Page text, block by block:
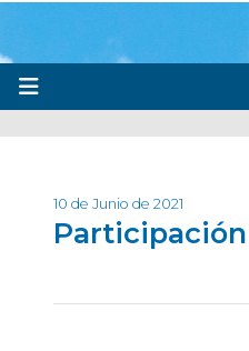
10 de Junio de 2021